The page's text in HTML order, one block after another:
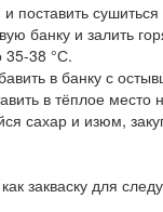
сушиться
банку и залить
35-38 °С.
в банку с
в тёплое место
сахар и изюм,
закваску для